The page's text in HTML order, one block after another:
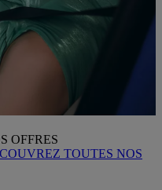
OFFRES
TOUTES NOS